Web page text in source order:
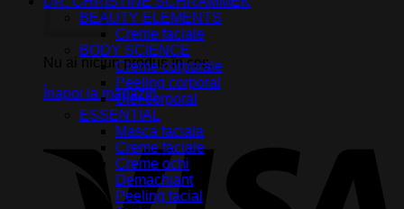
Nu ai niciun produs în coș.
Înapoi la magazin
BEAUTY ELEMENTS
Creme faciale
BODY SCIENCE
Creme corporale
Peeling corporal
Ulei corporal
ESSENTIAL
Masca faciala
Creme faciale
Creme ochi
Demachiant
Peeling facial